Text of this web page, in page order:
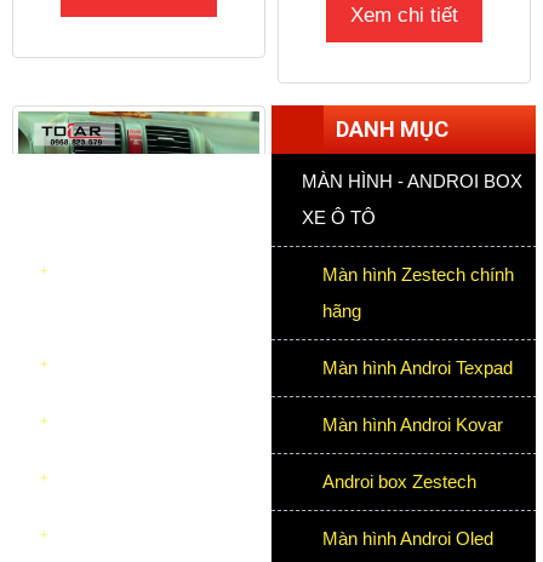
Xem chi tiết
DANH MỤC
MÀN HÌNH - ANDROI BOX
XE Ô TÔ
Màn hình Zestech chính
hãng
Màn hình Androi Texpad
Màn hình Androi Kovar
Androi box Zestech
Màn hình Androi Oled